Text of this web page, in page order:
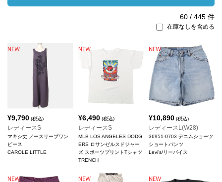
60 / 445 件
在庫なしを含める
¥9,790 (税込)
レディースS
マキシ丈 ノースリーブワン
ピース
CAROLE LITTLE
¥6,490(税込)
レディースS
MLB LOS ANGELES DODG
ERS ロサンゼルスドジャー
ズ スポーツプリントTシャツ
TRENCH
¥10,890 (税込)
レディースL(W28)
36951-0703 デニムショーツ
ショートパンツ
Levi's/リーバイス